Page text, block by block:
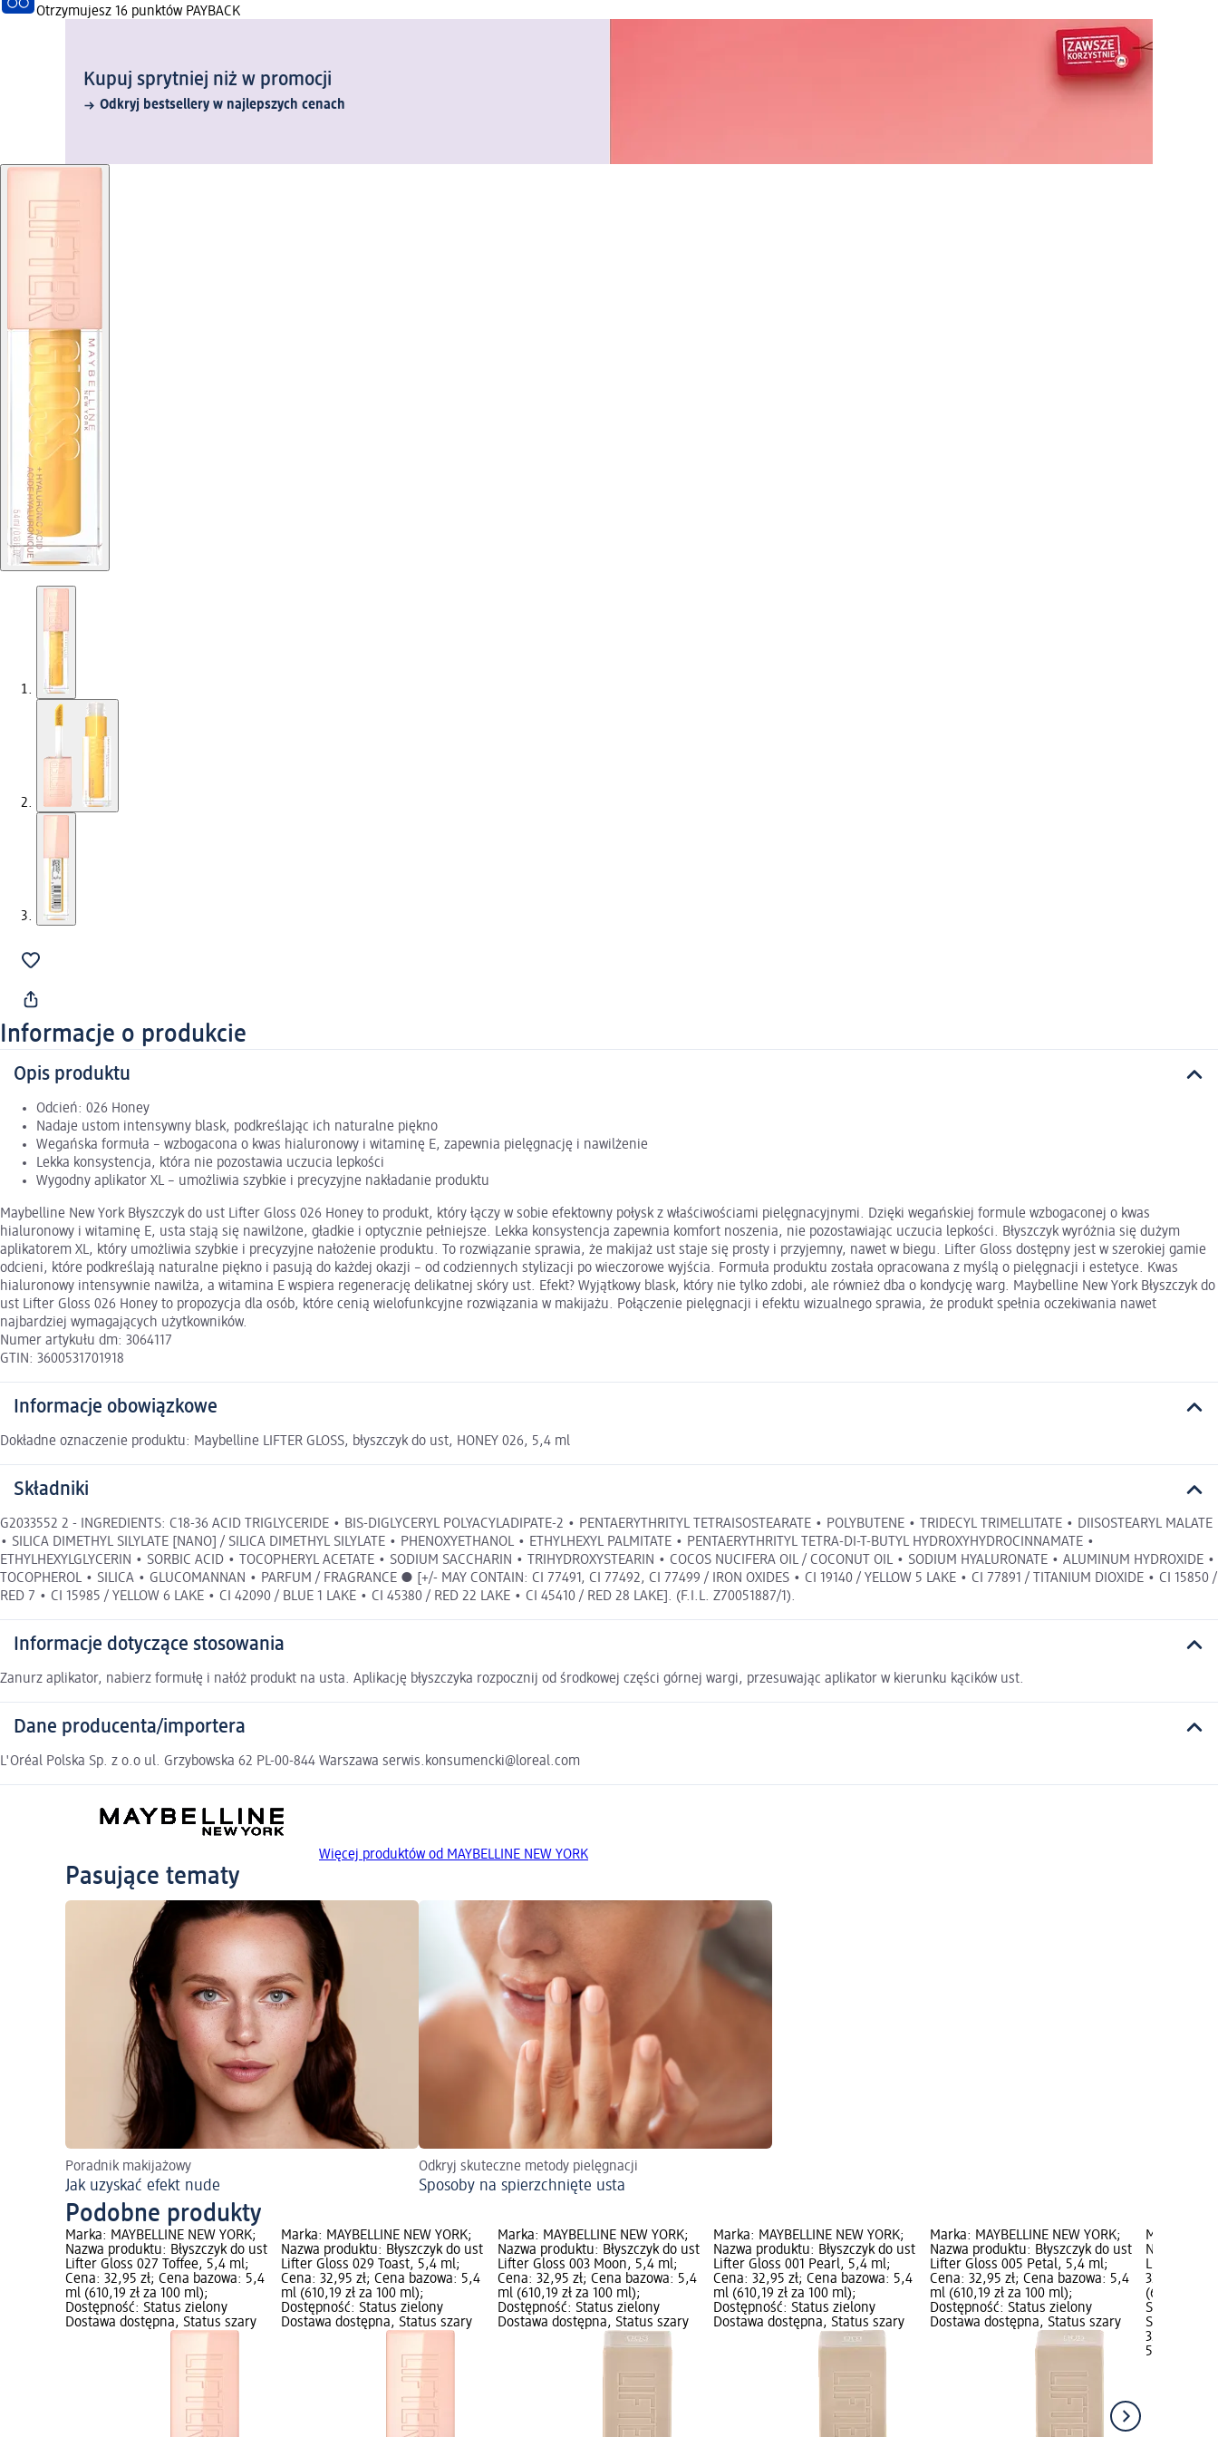
Otrzymujesz 16 punktów PAYBACK
Kupuj sprytniej niż w promocji
Odkryj bestsellery w najlepszych cenach
Informacje o produkcie
Opis produktu
Odcień: 026 Honey
Nadaje ustom intensywny blask, podkreślając ich naturalne piękno
Wegańska formuła – wzbogacona o kwas hialuronowy i witaminę E, zapewnia pielęgnację i nawilżenie
Lekka konsystencja, która nie pozostawia uczucia lepkości
Wygodny aplikator XL – umożliwia szybkie i precyzyjne nakładanie produktu
Maybelline New York Błyszczyk do ust Lifter Gloss 026 Honey to produkt, który łączy w sobie efektowny połysk z właściwościami pielęgnacyjnymi. Dzięki wegańskiej formule wzbogaconej o kwas
hialuronowy i witaminę E, usta stają się nawilżone, gładkie i optycznie pełniejsze. Lekka konsystencja zapewnia komfort noszenia, nie pozostawiając uczucia lepkości. Błyszczyk wyróżnia się dużym
aplikatorem XL, który umożliwia szybkie i precyzyjne nałożenie produktu. To rozwiązanie sprawia, że makijaż ust staje się prosty i przyjemny, nawet w biegu. Lifter Gloss dostępny jest w szerokiej gamie
odcieni, które podkreślają naturalne piękno i pasują do każdej okazji – od codziennych stylizacji po wieczorowe wyjścia. Formuła produktu została opracowana z myślą o pielęgnacji i estetyce. Kwas
hialuronowy intensywnie nawilża, a witamina E wspiera regenerację delikatnej skóry ust. Efekt? Wyjątkowy blask, który nie tylko zdobi, ale również dba o kondycję warg. Maybelline New York Błyszczyk do
ust Lifter Gloss 026 Honey to propozycja dla osób, które cenią wielofunkcyjne rozwiązania w makijażu. Połączenie pielęgnacji i efektu wizualnego sprawia, że produkt spełnia oczekiwania nawet
najbardziej wymagających użytkowników.
Numer artykułu dm: 3064117
GTIN: 3600531701918
Informacje obowiązkowe
Dokładne oznaczenie produktu: Maybelline LIFTER GLOSS, błyszczyk do ust, HONEY 026, 5,4 ml
Składniki
G2033552 2 - INGREDIENTS: C18-36 ACID TRIGLYCERIDE • BIS-DIGLYCERYL POLYACYLADIPATE-2 • PENTAERYTHRITYL TETRAISOSTEARATE • POLYBUTENE • TRIDECYL TRIMELLITATE • DIISOSTEARYL MALATE
• SILICA DIMETHYL SILYLATE [NANO] / SILICA DIMETHYL SILYLATE • PHENOXYETHANOL • ETHYLHEXYL PALMITATE • PENTAERYTHRITYL TETRA-DI-T-BUTYL HYDROXYHYDROCINNAMATE •
ETHYLHEXYLGLYCERIN • SORBIC ACID • TOCOPHERYL ACETATE • SODIUM SACCHARIN • TRIHYDROXYSTEARIN • COCOS NUCIFERA OIL / COCONUT OIL • SODIUM HYALURONATE • ALUMINUM HYDROXIDE •
TOCOPHEROL • SILICA • GLUCOMANNAN • PARFUM / FRAGRANCE ● [+/- MAY CONTAIN: CI 77491, CI 77492, CI 77499 / IRON OXIDES • CI 19140 / YELLOW 5 LAKE • CI 77891 / TITANIUM DIOXIDE • CI 15850 /
RED 7 • CI 15985 / YELLOW 6 LAKE • CI 42090 / BLUE 1 LAKE • CI 45380 / RED 22 LAKE • CI 45410 / RED 28 LAKE]. (F.I.L. Z70051887/1).
Informacje dotyczące stosowania
Zanurz aplikator, nabierz formułę i nałóż produkt na usta. Aplikację błyszczyka rozpocznij od środkowej części górnej wargi, przesuwając aplikator w kierunku kącików ust.
Dane producenta/importera
L'Oréal Polska Sp. z o.o ul. Grzybowska 62 PL-00-844 Warszawa serwis.konsumencki@loreal.com
Więcej produktów od MAYBELLINE NEW YORK
Pasujące tematy
Poradnik makijażowy
Jak uzyskać efekt nude
Odkryj skuteczne metody pielęgnacji
Sposoby na spierzchnięte usta
Podobne produkty
Marka: MAYBELLINE NEW YORK;
Nazwa produktu: Błyszczyk do ust
Lifter Gloss 027 Toffee, 5,4 ml;
Cena: 32,95 zł; Cena bazowa: 5,4
ml (610,19 zł za 100 ml);
Dostępność: Status zielony
Dostawa dostępna, Status szary
Marka: MAYBELLINE NEW YORK;
Nazwa produktu: Błyszczyk do ust
Lifter Gloss 029 Toast, 5,4 ml;
Cena: 32,95 zł; Cena bazowa: 5,4
ml (610,19 zł za 100 ml);
Dostępność: Status zielony
Dostawa dostępna, Status szary
Marka: MAYBELLINE NEW YORK;
Nazwa produktu: Błyszczyk do ust
Lifter Gloss 003 Moon, 5,4 ml;
Cena: 32,95 zł; Cena bazowa: 5,4
ml (610,19 zł za 100 ml);
Dostępność: Status zielony
Dostawa dostępna, Status szary
Marka: MAYBELLINE NEW YORK;
Nazwa produktu: Błyszczyk do ust
Lifter Gloss 001 Pearl, 5,4 ml;
Cena: 32,95 zł; Cena bazowa: 5,4
ml (610,19 zł za 100 ml);
Dostępność: Status zielony
Dostawa dostępna, Status szary
Marka: MAYBELLINE NEW YORK;
Nazwa produktu: Błyszczyk do ust
Lifter Gloss 005 Petal, 5,4 ml;
Cena: 32,95 zł; Cena bazowa: 5,4
ml (610,19 zł za 100 ml);
Dostępność: Status zielony
Dostawa dostępna, Status szary
Marka:
Nazwa
Lifter
32,95 zł;
(610,19 zł
Status
Status
32,95 zł
5,4 ml